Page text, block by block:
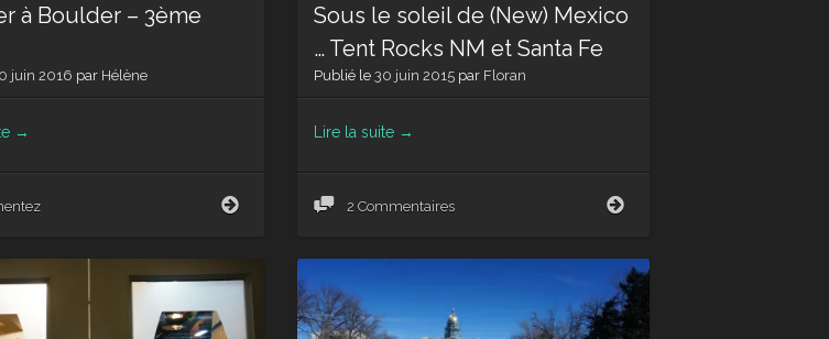
à Boulder – 3ème
juin 2016 par Hélène
→
Boulder
–
Sous le soleil de (New) Mexico
… Tent Rocks NM et Santa Fe
Publié le30 juin 2015 par Floran
Lire la suite →
2 Commentaires
de
(New)
…